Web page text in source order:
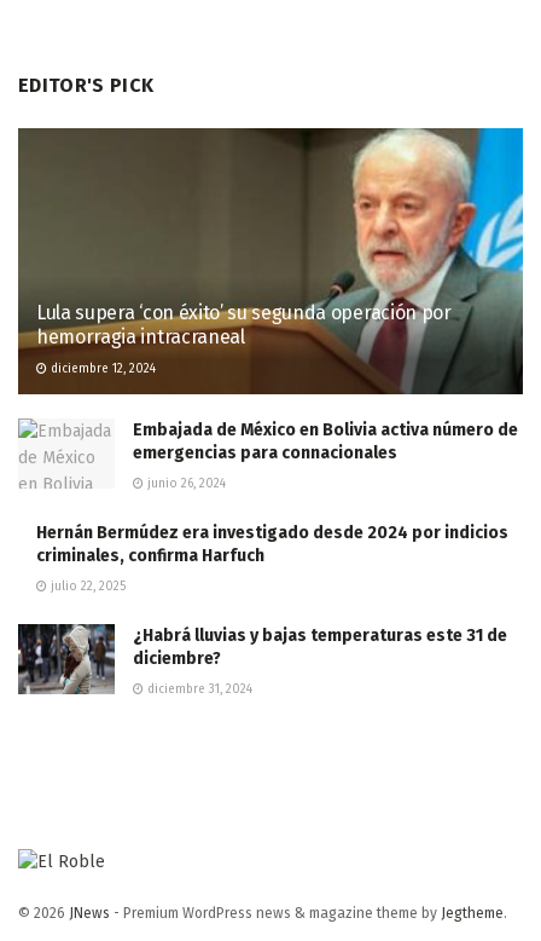
EDITOR'S PICK
Lula supera ‘con éxito’ su segunda operación por
hemorragia intracraneal
diciembre 12, 2024
Embajada de México en Bolivia activa número de
emergencias para connacionales
junio 26, 2024
Hernán Bermúdez era investigado desde 2024 por indicios
criminales, confirma Harfuch
julio 22, 2025
¿Habrá lluvias y bajas temperaturas este 31 de
diciembre?
diciembre 31, 2024
© 2026 JNews - Premium WordPress news & magazine theme by Jegtheme.